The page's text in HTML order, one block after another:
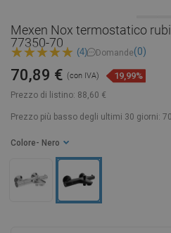
Mexen Nox termostatico
77350-70
(4) Domande(0)
Prezzo di listino: 88,60 €
70,89 € (con IVA) 19,99%
Prezzo più basso degli ultimi 30 giorni:
Colore - Nero